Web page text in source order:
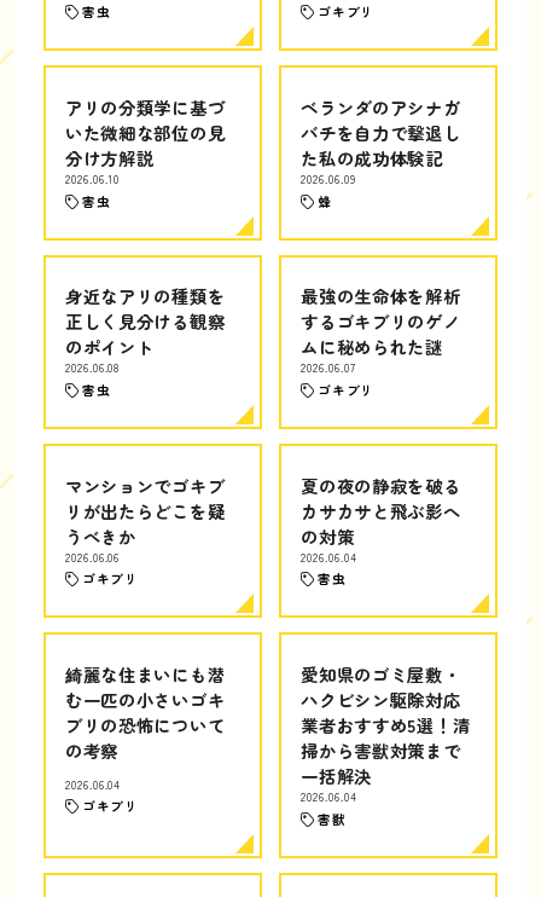
害虫 ゴキブリ
アリの分類学に基づ
いた微細な部位の見
分け方解説
2026.06.10
害虫
ベランダのアシナガ
バチを自力で撃退し
た私の成功体験記
2026.06.09
蜂
身近なアリの種類を
正しく見分ける観察
のポイント
2026.06.08
害虫
最強の生命体を解析
するゴキブリのゲノ
ムに秘められた謎
2026.06.07
ゴキブリ
マンションでゴキブ
リが出たらどこを疑
うべきか
2026.06.06
ゴキブリ
夏の夜の静寂を破る
カサカサと飛ぶ影へ
の対策
2026.06.04
害虫
綺麗な住まいにも潜
む一匹の小さいゴキ
ブリの恐怖について
の考察
2026.06.04
ゴキブリ
愛知県のゴミ屋敷・
ハクビシン駆除対応
業者おすすめ5選！清
掃から害獣対策まで
一括解決
2026.06.04
害獣